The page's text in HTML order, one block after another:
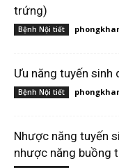
trứng)
Bệnh Nội tiết
Ưu năng tuyến sinh
Bệnh Nội tiết
Nhược năng tuyến
nhược năng buồng